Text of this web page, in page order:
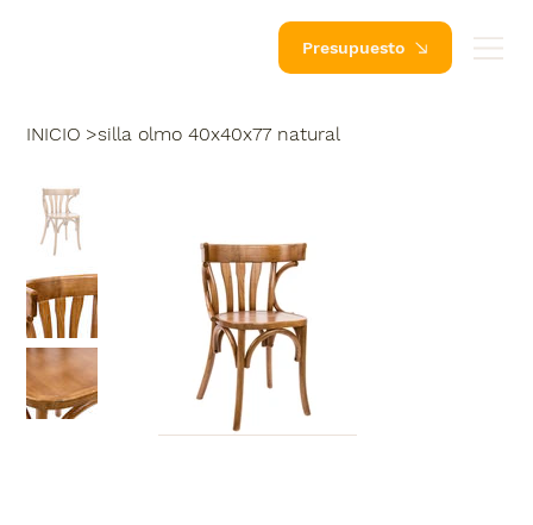
Presupuesto
INICIO >silla olmo 40x40x77 natural